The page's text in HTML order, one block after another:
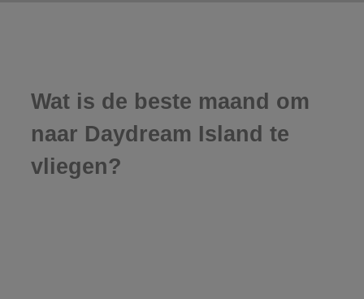
Wat is de beste maand om
naar Daydream Island te
vliegen?